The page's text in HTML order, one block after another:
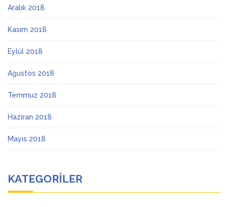
Aralık 2018
Kasım 2018
Eylül 2018
Ağustos 2018
Temmuz 2018
Haziran 2018
Mayıs 2018
KATEGORILER